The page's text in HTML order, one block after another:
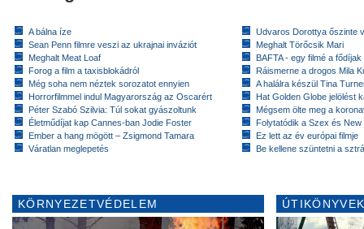
A bálna íze
Sean Penn filmre veszi az ukrajnai inváziót
Meghalt Meat Loaf
Forog a film a taxisblokádról
Még soha nem néztek sorozatot ennyien
Horrorfilmmel indul Magyarország az Oscarért
Péter Szabó Szilvia: Túl sokat gyászoltunk
Életműdíjat kap Cannes-ban Jodie Foster
Ember a hang mögött – Zsigmond Tamara
Váratlan meglepetés
Udvaros Dorottya őszinte
Meghalt Törőcsik Mari
BAFTA - egy filmé a fődíjak
Ráismerne a drogos Mila
A halálra készül Tina
Hat Golden Globe jelölést
Mégsem ölte meg a
Folytatódik a Szex és New
Ez lett az év európai filmje
Be kellene szüntetni a
KÖRNYEZETVÉDELEM